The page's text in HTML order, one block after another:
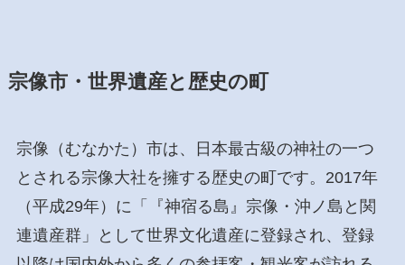
宗像市・世界遺産と歴史の町
宗像（むなかた）市は、日本最古級の神社の一つ
とされる宗像大社を擁する歴史の町です。2017年
（平成29年）に「『神宿る島』宗像・沖ノ島と関
連遺産群」として世界文化遺産に登録され、登録